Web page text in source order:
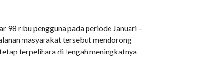
98 ribu pengguna pada periode Januari –
masyarakat tersebut mendorong
terpelihara di tengah meningkatnya